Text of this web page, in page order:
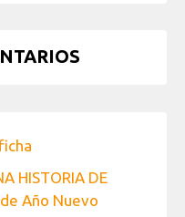
HISTORIA DE
Año Nuevo